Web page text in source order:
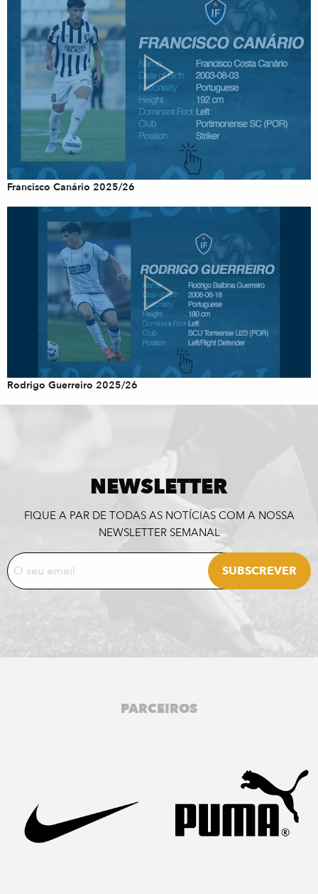
Francisco Canário 2025/26
Rodrigo Guerreiro 2025/26
NEWSLETTER
FIQUE A PAR DE TODAS AS NOTÍCIAS COM A NOSSA
NEWSLETTER SEMANAL
PARCEIROS